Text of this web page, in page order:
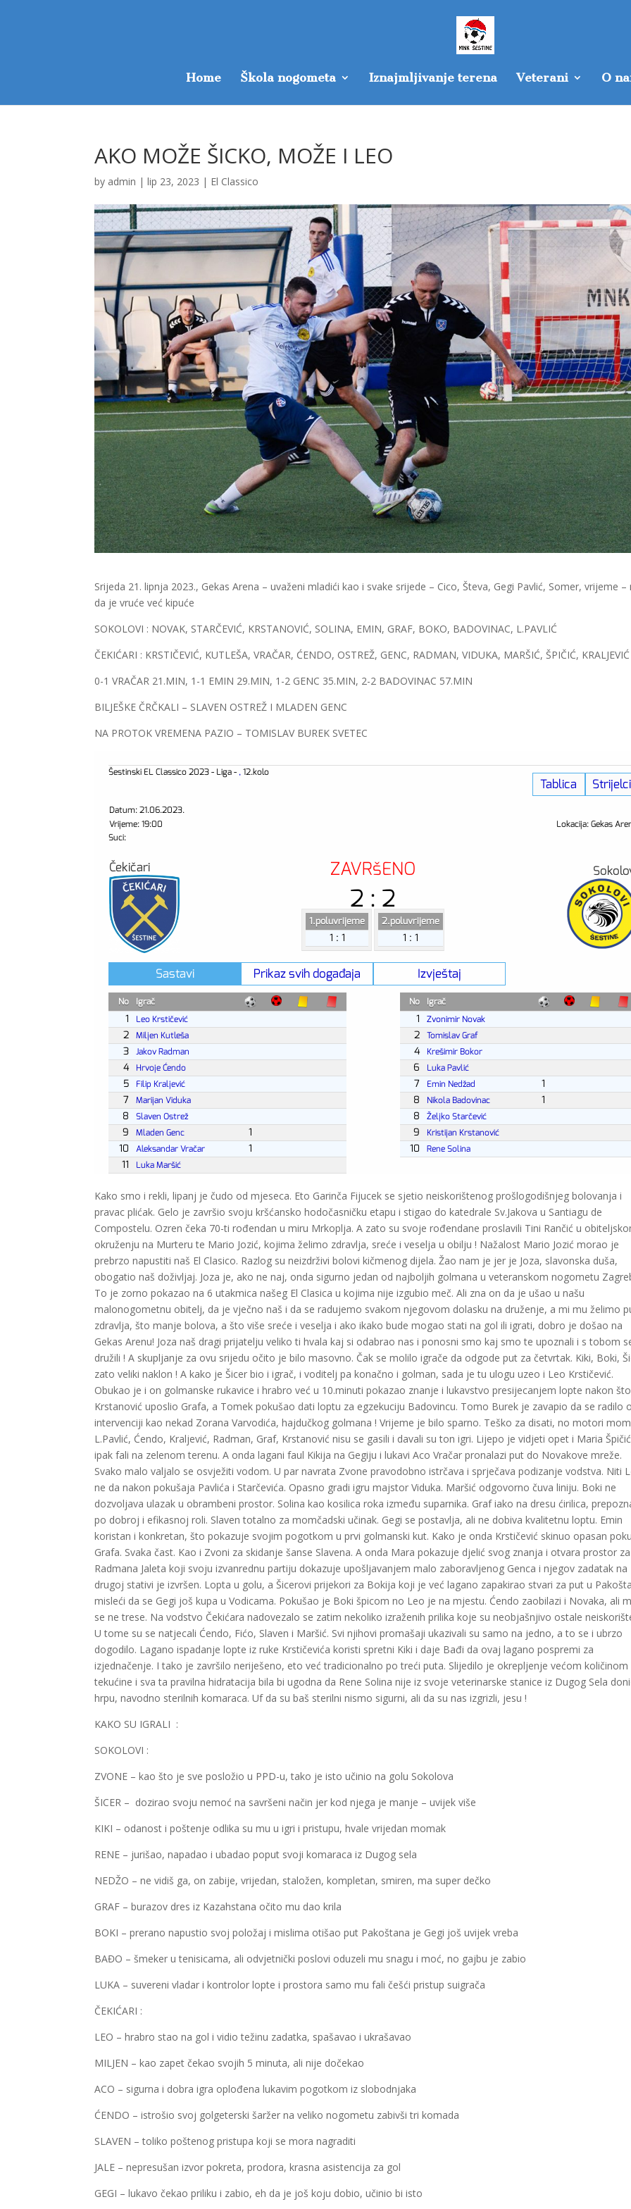
Home Škola nogometa Iznajmljivanje terena Veterani O
AKO MOŽE ŠICKO, MOŽE I LEO
by admin |lip 23, 2023 | El Classico
Srijeda 21. lipnja 2023., Gekas Arena – uvaženi mladići kao i svake srijede – Cico, Števa, Gegi Pavlić, Somer, vrijeme –
da je vruće već kipuće
SOKOLOVI : NOVAK, STARČEVIĆ, KRSTANOVIĆ, SOLINA, EMIN, GRAF, BOKO, BADOVINAC, L.PAVLIĆ
ČEKIĆARI : KRSTIČEVIĆ, KUTLEŠA, VRAČAR, ĆENDO, OSTREŽ, GENC, RADMAN, VIDUKA, MARŠIĆ, ŠPIČIĆ,
0-1 VRAČAR 21.MIN, 1-1 EMIN 29.MIN, 1-2 GENC 35.MIN, 2-2 BADOVINAC 57.MIN
BILJEŠKE ČRČKALI – SLAVEN OSTREŽ I MLADEN GENC
NA PROTOK VREMENA PAZIO – TOMISLAV BUREK SVETEC
Kako smo i rekli, lipanj je čudo od mjeseca. Eto Garinča Fijucek se sjetio neiskorištenog prošlogodišnjeg bolovanja i
pravac plićak. Gelo je završio svoju kršćansko hodočasničku etapu i stigao do katedrale Sv.Jakova u Santiagu de
Compostelu. Ozren čeka 70-ti rođendan u miru Mrkoplja. A zato su svoje rođendane proslavili Tini Rančić u
okruženju na Murteru te Mario Jozić, kojima želimo zdravlja, sreće i veselja u obilju ! Nažalost Mario Jozić morao je
prebrzo napustiti naš El Clasico. Razlog su neizdrživi bolovi kičmenog dijela. Žao nam je jer je Joza, slavonska duša,
obogatio naš doživljaj. Joza je, ako ne naj, onda sigurno jedan od najboljih golmana u veteranskom nogometu
To je zorno pokazao na 6 utakmica našeg El Clasica u kojima nije izgubio meč. Ali zna on da je ušao u našu
malonogometnu obitelj, da je vječno naš i da se radujemo svakom njegovom dolasku na druženje, a mi mu želimo
zdravlja, što manje bolova, a što više sreće i veselja i ako ikako bude mogao stati na gol ili igrati, dobro je došao na
Gekas Arenu! Joza naš dragi prijatelju veliko ti hvala kaj si odabrao nas i ponosni smo kaj smo te upoznali i s tobom
družili ! A skupljanje za ovu srijedu očito je bilo masovno. Čak se molilo igrače da odgode put za četvrtak. Kiki, Boki,
zato veliki naklon ! A kako je Šicer bio i igrač, i voditelj pa konačno i golman, sada je tu ulogu uzeo i Leo Krstičević.
Obukao je i on golmanske rukavice i hrabro već u 10.minuti pokazao znanje i lukavstvo presijecanjem lopte nakon
Krstanović uposlio Grafa, a Tomek pokušao dati loptu za egzekuciju Badovincu. Tomo Burek je zavapio da se radilo
intervenciji kao nekad Zorana Varvodića, hajdučkog golmana ! Vrijeme je bilo sparno. Teško za disati, no motori
L.Pavlić, Ćendo, Kraljević, Radman, Graf, Krstanović nisu se gasili i davali su ton igri. Lijepo je vidjeti opet i Maria
ipak fali na zelenom terenu. A onda lagani faul Kikija na Gegiju i lukavi Aco Vračar pronalazi put do Novakove mreže.
Svako malo valjalo se osvježiti vodom. U par navrata Zvone pravodobno istrčava i sprječava podizanje vodstva. Niti
ne da nakon pokušaja Pavlića i Starčevića. Opasno gradi igru majstor Viduka. Maršić odgovorno čuva liniju. Boki ne
dozvoljava ulazak u obrambeni prostor. Solina kao kosilica roka između suparnika. Graf iako na dresu ćirilica,
po dobroj i efikasnoj roli. Slaven totalno za momčadski učinak. Gegi se postavlja, ali ne dobiva kvalitetnu loptu. Emin
koristan i konkretan, što pokazuje svojim pogotkom u prvi golmanski kut. Kako je onda Krstičević skinuo opasan
Grafa. Svaka čast. Kao i Zvoni za skidanje šanse Slavena. A onda Mara pokazuje djelić svog znanja i otvara prostor za
Radmana Jaleta koji svoju izvanrednu partiju dokazuje upošljavanjem malo zaboravljenog Genca i njegov zadatak na
drugoj stativi je izvršen. Lopta u golu, a Šicerovi prijekori za Bokija koji je već lagano zapakirao stvari za put u
misleći da se Gegi još kupa u Vodicama. Pokušao je Boki špicom no Leo je na mjestu. Ćendo zaobilazi i Novaka, ali
se ne trese. Na vodstvo Čekićara nadovezalo se zatim nekoliko izraženih prilika koje su neobjašnjivo ostale
U tome su se natjecali Ćendo, Fićo, Slaven i Maršić. Svi njihovi promašaji ukazivali su samo na jedno, a to se i ubrzo
dogodilo. Lagano ispadanje lopte iz ruke Krstičevića koristi spretni Kiki i daje Bađi da ovaj lagano pospremi za
izjednačenje. I tako je završilo neriješeno, eto već tradicionalno po treći puta. Slijedilo je okrepljenje većom količinom
tekućine i sva ta pravilna hidratacija bila bi ugodna da Rene Solina nije iz svoje veterinarske stanice iz Dugog Sela
hrpu, navodno sterilnih komaraca. Uf da su baš sterilni nismo sigurni, ali da su nas izgrizli, jesu !
KAKO SU IGRALI :
SOKOLOVI :
ZVONE – kao što je sve posložio u PPD-u, tako je isto učinio na golu Sokolova
ŠICER – dozirao svoju nemoć na savršeni način jer kod njega je manje – uvijek više
KIKI – odanost i poštenje odlika su mu u igri i pristupu, hvale vrijedan momak
RENE – jurišao, napadao i ubadao poput svoji komaraca iz Dugog sela
NEDŽO – ne vidiš ga, on zabije, vrijedan, staložen, kompletan, smiren, ma super dečko
GRAF – burazov dres iz Kazahstana očito mu dao krila
BOKI – prerano napustio svoj položaj i mislima otišao put Pakoštana je Gegi još uvijek vreba
BAĐO – šmeker u tenisicama, ali odvjetnički poslovi oduzeli mu snagu i moć, no gajbu je zabio
LUKA – suvereni vladar i kontrolor lopte i prostora samo mu fali češći pristup suigrača
ČEKIĆARI :
LEO – hrabro stao na gol i vidio težinu zadatka, spašavao i ukrašavao
MILJEN – kao zapet čekao svojih 5 minuta, ali nije dočekao
ACO – sigurna i dobra igra oplođena lukavim pogotkom iz slobodnjaka
ĆENDO – istrošio svoj golgeterski šaržer na veliko nogometu zabivši tri komada
SLAVEN – toliko poštenog pristupa koji se mora nagraditi
JALE – nepresušan izvor pokreta, prodora, krasna asistencija za gol
GEGI – lukavo čekao priliku i zabio, eh da je još koju dobio, učinio bi isto